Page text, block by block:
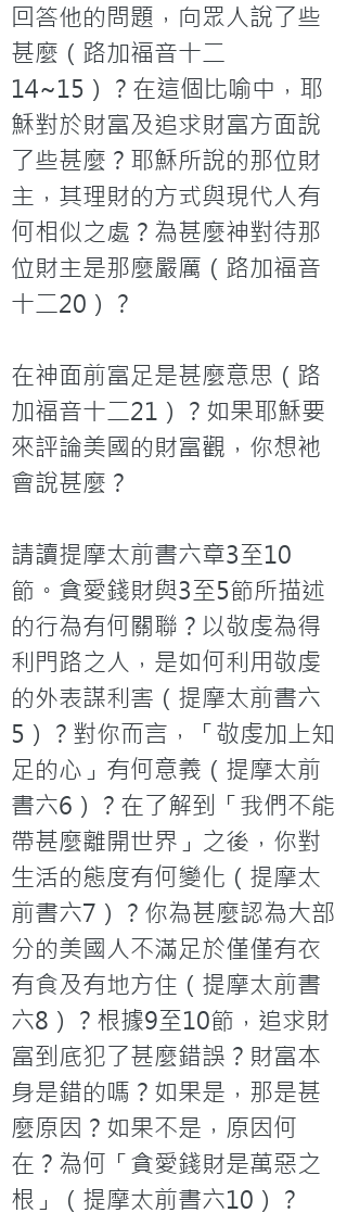
回答他的問題，向眾人說了些
甚麼（路加福音十二
14~15）？在這個比喻中，耶
穌對於財富及追求財富方面說
了些甚麼？耶穌所說的那位財
主，其理財的方式與現代人有
何相似之處？為甚麼神對待那
位財主是那麼嚴厲（路加福音
十二20）？
在神面前富足是甚麼意思（路
加福音十二21）？如果耶穌要
來評論美國的財富觀，你想衪
會說甚麼？
請讀提摩太前書六章3至10
節。貪愛錢財與3至5節所描述
的行為有何關聯？以敬虔為得
利門路之人，是如何利用敬虔
的外表謀利害（提摩太前書六
5）？對你而言，「敬虔加上知
足的心」有何意義（提摩太前
書六6）？在了解到「我們不能
帶甚麼離開世界」之後，你對
生活的態度有何變化（提摩太
前書六7）？你為甚麼認為大部
分的美國人不滿足於僅僅有衣
有食及有地方住（提摩太前書
六8）？根據9至10節，追求財
富到底犯了甚麼錯誤？財富本
身是錯的嗎？如果是，那是甚
麼原因？如果不是，原因何
在？為何「貪愛錢財是萬惡之
根」（提摩太前書六10）？